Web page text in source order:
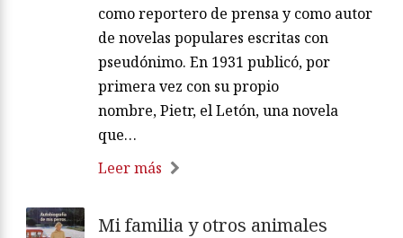
como reportero de prensa y como autor
de novelas populares escritas con
pseudónimo. En 1931 publicó, por
primera vez con su propio
nombre, Pietr, el Letón, una novela
que…
Leer más
Mi familia y otros animales